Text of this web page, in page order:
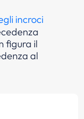
incroci
figura il
al